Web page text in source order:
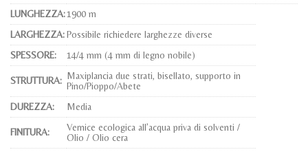
LUNGHEZZA:1900 m
LARGHEZZA:Possibile richiedere larghezze diverse
SPESSORE:
14/4 mm (4 mm di legno nobile)
STRUTTURA: Maxiplancia due strati, bisellato, supporto in
Pino/Pioppo/Abete
DUREZZA:
Media
FINITURA:
Vernice ecologica all’acqua priva di solventi /
Olio / Olio cera